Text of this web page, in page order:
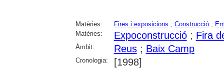
Matèries: Fires i exposicions ; Construcció;
Matèries:
Expoconstrucció; Fira
Àmbit: Reus; Baix Camp
Cronologia: [1998]